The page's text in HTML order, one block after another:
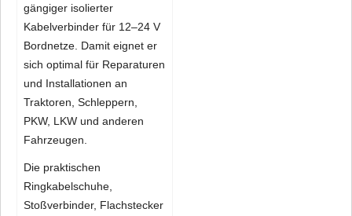
gängiger isolierter
Kabelverbinder für 12–24 V
Bordnetze. Damit eignet er
sich optimal für Reparaturen
und Installationen an
Traktoren, Schleppern,
PKW, LKW und anderen
Fahrzeugen.
Die praktischen
Ringkabelschuhe,
Stoßverbinder, Flachstecker